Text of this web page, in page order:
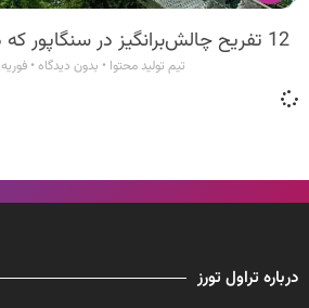
12 تفریح چالش‌برانگیز در سنگاپور که در ایران تجربه نکردید
تیم تولید محتوا بدون دیدگاه فوریه 27, 2024
درباره تراول تورز